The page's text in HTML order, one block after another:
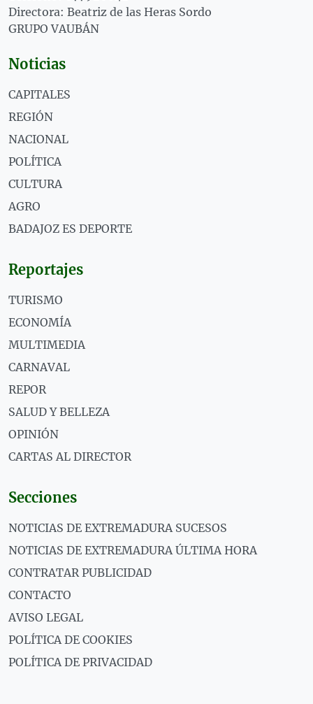
Directora: Beatriz de las Heras Sordo
GRUPO VAUBÁN
Noticias
CAPITALES
REGIÓN
NACIONAL
POLÍTICA
CULTURA
AGRO
BADAJOZ ES DEPORTE
Reportajes
TURISMO
ECONOMÍA
MULTIMEDIA
CARNAVAL
REPOR
SALUD Y BELLEZA
OPINIÓN
CARTAS AL DIRECTOR
Secciones
NOTICIAS DE EXTREMADURA SUCESOS
NOTICIAS DE EXTREMADURA ÚLTIMA HORA
CONTRATAR PUBLICIDAD
CONTACTO
AVISO LEGAL
POLÍTICA DE COOKIES
POLÍTICA DE PRIVACIDAD